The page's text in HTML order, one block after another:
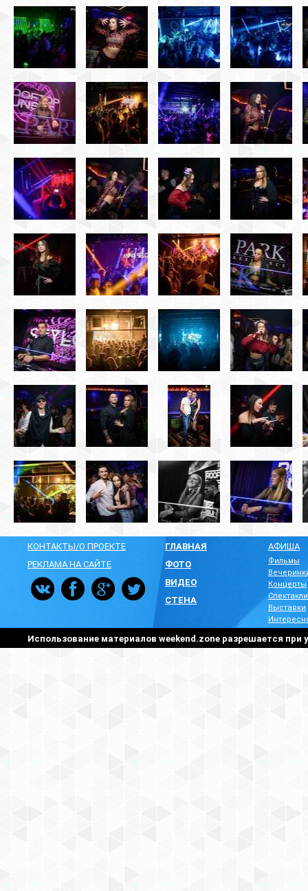
КОНТАКТЫ/О ПРОЕКТЕ
РЕКЛАМА НА САЙТЕ
ГЛАВНАЯ
ФОТО
ВИДЕО
СТЕНА
АФИША
Фильмы
Концерты
Спектакли
Выставки
Использование материалов weekend.zone разрешается